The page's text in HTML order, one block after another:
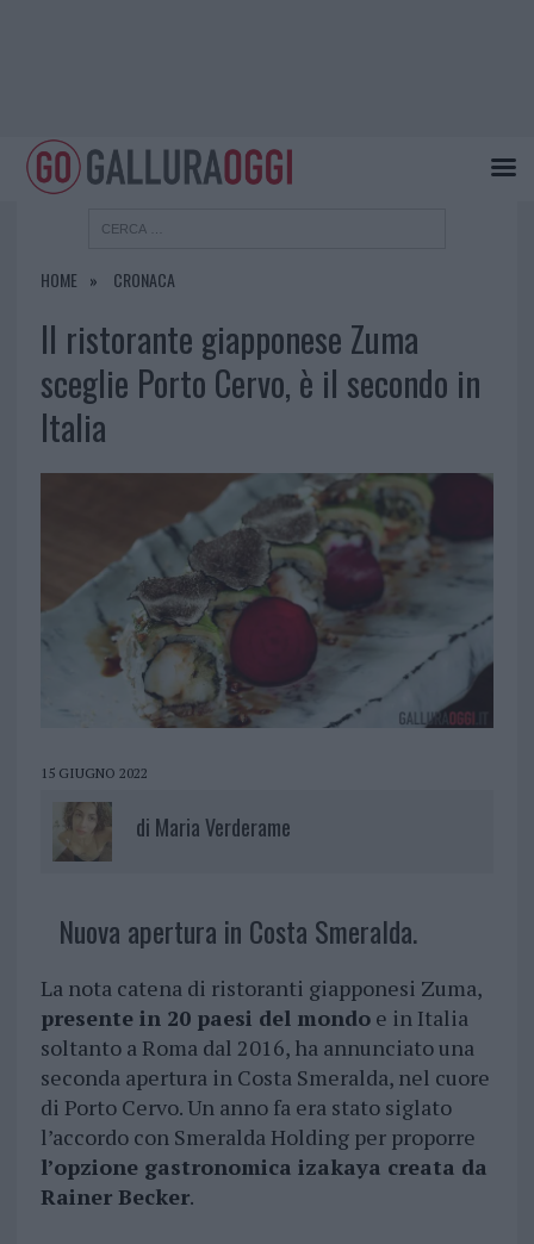
HOME CRONACA
Il ristorante giapponese Zuma
sceglie Porto Cervo, è il secondo in
Italia
15 GIUGNO 2022
di Maria Verderame
Nuova apertura in Costa Smeralda.
La nota catena di ristoranti giapponesi Zuma,
presente in 20 paesi del mondoe in Italia
soltanto a Roma dal 2016, ha annunciato una
seconda apertura in Costa Smeralda, nel cuore
di Porto Cervo. Un anno fa era stato siglato
l’accordo con Smeralda Holding per proporre
l’opzione gastronomica izakaya creata da
Rainer Becker.